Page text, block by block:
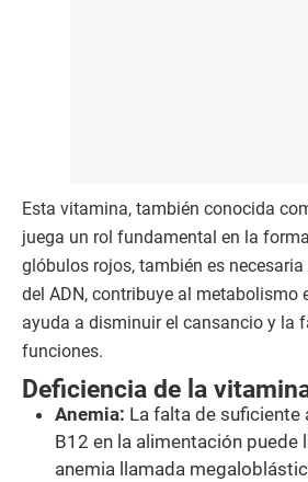
Esta vitamina, también conocida
juega un rol fundamental en la
glóbulos rojos, también es
del ADN, contribuye al metabolismo
ayuda a disminuir el cansancio y la
funciones.
Deficiencia de la
Anemia: La falta de
B12 en la alimentación puede
anemia llamada